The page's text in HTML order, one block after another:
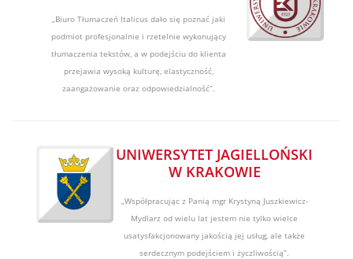
„Biuro Tłumaczeń Italicus dało się poznać jaki
podmiot profesjonalnie i rzetelnie wykonujący
tłumaczenia tekstów, a w podejściu do klienta
przejawia wysoką kulturę, elastyczność,
zaangażowanie oraz odpowiedzialność”.
UNIWERSYTET JAGIELLOŃSKI
W KRAKOWIE
„Współpracując z Panią mgr Krystyną Juszkiewicz-
Mydlarz od wielu lat jestem nie tylko wielce
usatysfakcjonowany jakością jej usług, ale także
serdecznym podejściem i życzliwością”.